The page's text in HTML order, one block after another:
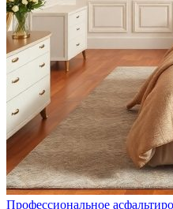
Профессиональное